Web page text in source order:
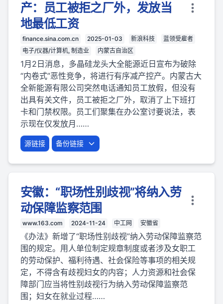
产：员工被拒之厂外，发放当
地最低工资
finance.sina.com.cn 2025-01-03 新浪科技
蓝领受雇者
电子/仪器/计算机, 制造业
内蒙古自治区
1月2日消息，多晶硅龙头大全能源近日宣布为破除
“内卷式”恶性竞争，将进行有序减产控产。内蒙古大
全新能源有限公司突然电话通知员工放假，但没有
出具有关文件，员工被拒之厂外，取消了上下班打
卡和门禁权限。员工们聚集在办公室讨要说法，表
示现在仅发放月……
源链接 备份链接
安徽：“职场性别歧视”将纳入劳
动保障监察范围
www.163.com 2024-11-24 中工网 安徽省
《办法》新增了“职场性别歧视”纳入劳动保障监察范
围的规定。用人单位制定规章制度或者涉及女职工
的劳动保护、福利待遇、社会保险等事项的相关规
定，不得含有歧视妇女的内容；人力资源和社会保
障部门应当将性别歧视行为纳入劳动保障监察范
围；妇女在就业过程……